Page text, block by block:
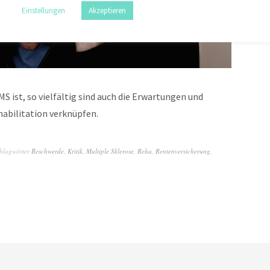
ist, so vielfältig sind auch die Erwartungen und
verknüpfen.
Beschwerde, Kritik, Multiple Sklerose, Reha, Rentenversicherung,
Einstellungen Akzeptieren